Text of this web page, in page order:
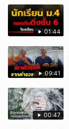
01:44
09:41
00:47